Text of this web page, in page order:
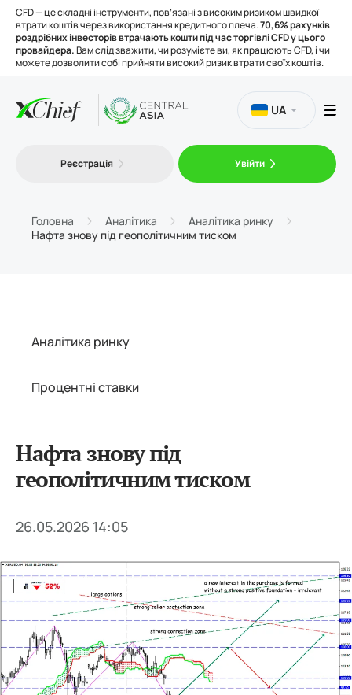
CFD — це складні інструменти, пов’язані з високим ризиком швидкої
втрати коштів через використання кредитного плеча.70,6% рахунків
роздрібних інвесторів втрачають кошти під час торгівлі CFD у цього
провайдера.Вам слід зважити, чи розумієте ви, як працюють CFD, і чи
можете дозволити собі прийняти високий ризик втрати своїх коштів.
Торгівля
UA
Реєстрація Увійти
Головна Аналітика
Аналітика ринку
Нафта знову під геополітичним тиском
Аналітика ринку
Процентні ставки
Нафта знову під
геополітичним тиском
26.05.2026 14:05